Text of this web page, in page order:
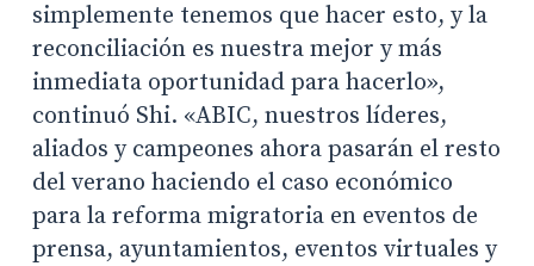
simplemente tenemos que hacer esto, y la
reconciliación es nuestra mejor y más
inmediata oportunidad para hacerlo»,
continuó Shi. «ABIC, nuestros líderes,
aliados y campeones ahora pasarán el resto
del verano haciendo el caso económico
para la reforma migratoria en eventos de
prensa, ayuntamientos, eventos virtuales y